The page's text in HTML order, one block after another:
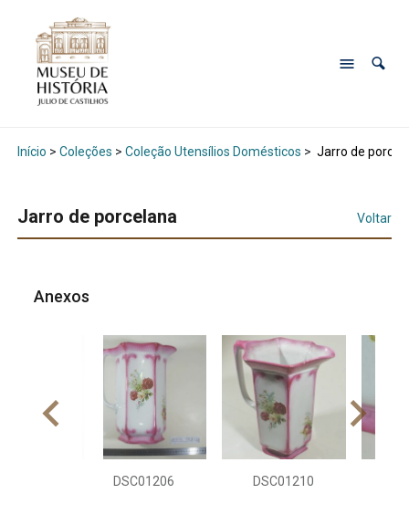
Início > Coleções > Coleção Utensílios Domésticos > Jarro de
Jarro de porcelana Voltar
Anexos
DSC01206 DSC01210